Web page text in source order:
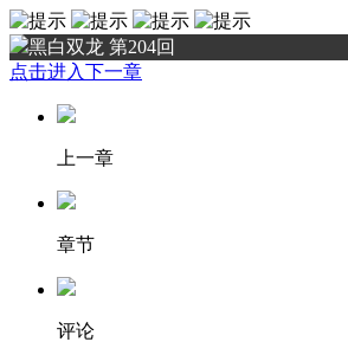
黑白双龙 第204回
点击进入下一章
上一章
章节
评论